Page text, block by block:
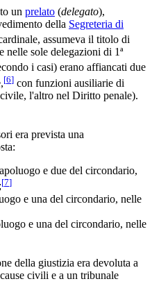
un prelato (delegato),
della Segreteria di
assumeva il titolo di
nelle sole delegazioni di 1ª
i casi) erano affiancati due
[6] con funzioni ausiliarie di
l'altro nel Diritto penale).
era prevista una
e due del circondario,
[7]
e una del circondario, nelle
e una del circondario, nelle
della giustizia era devoluta a
civili e a un tribunale